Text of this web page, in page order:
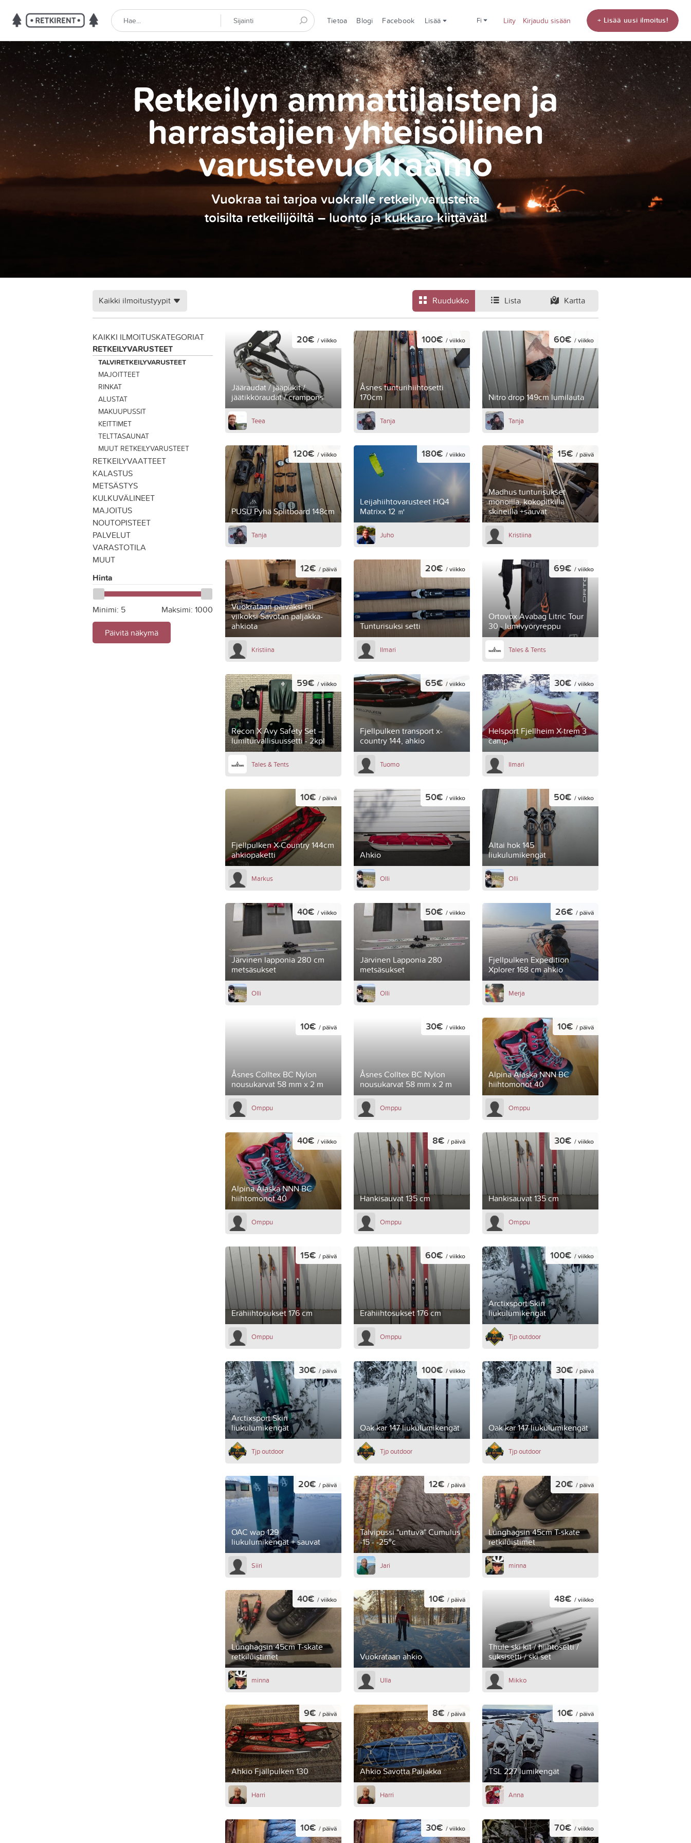
Tietoa Blogi Facebook Lisää fi Liity Kirjaudu sisään + Lisää uusi ilmoitus!
Retkeilyn ammattilaisten ja
harrastajien yhteisöllinen
varustevuokraamo
Vuokraa tai tarjoa vuokralle retkeilyvarusteita
toisilta retkeilijöiltä – luonto ja kukkaro kiittävät!
Ruudukko Lista Kartta
Kaikki ilmoitustyypit
KAIKKI ILMOITUSKATEGORIAT
RETKEILYVARUSTEET
TALVIRETKEILYVARUSTEET
MAJOITTEET
RINKAT
ALUSTAT
MAKUUPUSSIT
KEITTIMET
TELTTASAUNAT
MUUT RETKEILYVARUSTEET
RETKEILYVAATTEET
KALASTUS
METSÄSTYS
KULKUVÄLINEET
MAJOITUS
NOUTOPISTEET
PALVELUT
VARASTOTILA
MUUT
Hinta
Minimi: 5 Maksimi: 1000
Päivitä näkymä
Jääraudat / jääpiikit /
jäätikköraudat / crampons
20€ / viikko
Teea
Åsnes tunturihiihtosetti
170cm
100€ / viikko
Tanja
Nitro drop 149cm lumilauta
60€ / viikko
Tanja
PUSU Pyhä Splitboard 148cm
120€ / viikko
Tanja
Leijahiihtovarusteet HQ4
Matrixx 12 ㎡
180€ / viikko
Juho
Madhus tunturisukset
monoilla, kokopitkillä
skineillä +sauvat
15€ / päivä
Kristiina
Vuokrataan päiväksi tai
viikoksi Savotan paljakka-
ahkiota
12€ / päivä
Kristiina
Tunturisuksi setti
20€ / viikko
Ilmari
Ortovox Avabag Litric Tour
30 - lumivyöryreppu
69€ / viikko
Tales & Tents
Recon X Avy Safety Set –
lumiturvallisuussetti - 2kpl
59€ / viikko
Tales & Tents
Fjellpulken transport x-
country 144, ahkio
65€ / viikko
Tuomo
Helsport Fjellheim X-trem 3
camp
30€ / viikko
Ilmari
Fjellpulken X-Country 144cm
ahkiopaketti
10€ / päivä
Markus
Ahkio
50€ / viikko
Olli
Altai hok 145
liukulumikengät
50€ / viikko
Olli
Järvinen lapponia 280 cm
metsäsukset
40€ / viikko
Olli
Järvinen Lapponia 280
metsäsukset
50€ / viikko
Olli
Fjellpulken Expedition
Xplorer 168 cm ahkio
26€ / päivä
Merja
Åsnes Colltex BC Nylon
nousukarvat 58 mm x 2 m
10€ / päivä
Omppu
Åsnes Colltex BC Nylon
nousukarvat 58 mm x 2 m
30€ / viikko
Omppu
Alpina Alaska NNN BC
hiihtomonot 40
10€ / päivä
Omppu
Alpina Alaska NNN BC
hiihtomonot 40
40€ / viikko
Omppu
Hankisauvat 135 cm
8€ / päivä
Omppu
Hankisauvat 135 cm
30€ / viikko
Omppu
Erähiihtosukset 176 cm
15€ / päivä
Omppu
Erähiihtosukset 176 cm
60€ / viikko
Omppu
Arctixsport Skin
liukulumikengät
100€ / viikko
Tjp outdoor
Arctixsport Skin
liukulumikengät
30€ / päivä
Tjp outdoor
Oak kar 147 liukulumikengät
100€ / viikko
Tjp outdoor
Oak kar 147 liukulumikengät
30€ / päivä
Tjp outdoor
OAC wap 129
liukulumikengät + sauvat
20€ / päivä
Siiri
Talvipussi "untuva" Cumulus
-15 - -25°c
12€ / päivä
Jari
Lunghagsin 45cm T-skate
retkiluistimet
20€ / päivä
minna
Lunghagsin 45cm T-skate
retkiluistimet
40€ / viikko
minna
Vuokrataan ahkio
10€ / päivä
Ulla
Thule ski kit / hiihtosetti /
suksisetti / ski set
48€ / viikko
Mikko
Ahkio Fjällpulken 130
9€ / päivä
Harri
Ahkio Savotta Paljakka
8€ / päivä
Harri
TSL 227 lumikengät
10€ / päivä
Anna
10€ / päivä 30€ / viikko 70€ / viikko